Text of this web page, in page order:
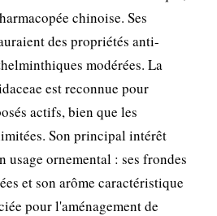
chinoise. Ses
des propriétés anti-
modérées. La
est reconnue pour
actifs, bien que les
Son principal intérêt
usage ornemental : ses frondes
et son arôme caractéristique
pour l'aménagement de